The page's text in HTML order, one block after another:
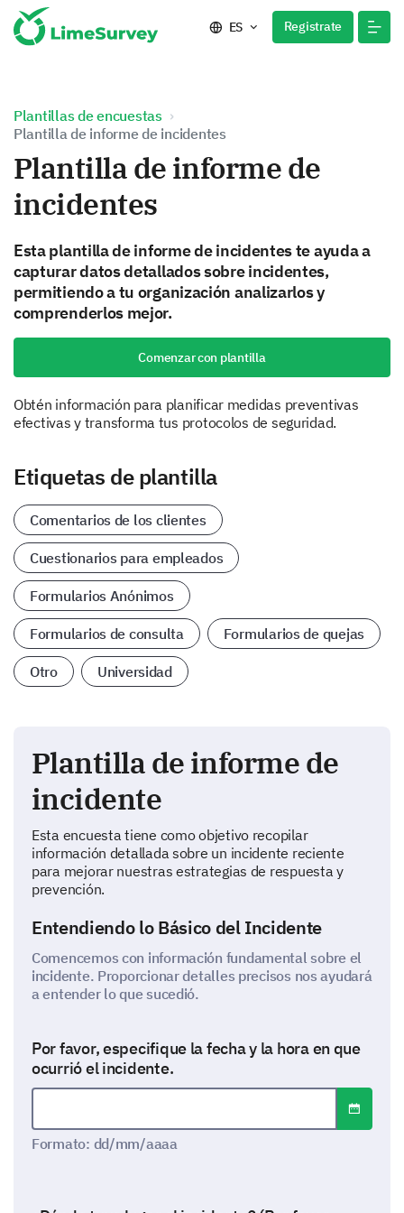
ES Registrate
Plantillas de encuestas
Plantilla de informe de incidentes
Plantilla de informe de
incidentes
Esta plantilla de informe de incidentes te ayuda a
capturar datos detallados sobre incidentes,
permitiendo a tu organización analizarlos y
comprenderlos mejor.
Comenzar con plantilla
Obtén información para planificar medidas preventivas
efectivas y transforma tus protocolos de seguridad.
Etiquetas de plantilla
Comentarios de los clientes
Cuestionarios para empleados
Formularios Anónimos
Formularios de consulta Formularios de quejas
Otro Universidad
Plantilla de informe de
incidente
Esta encuesta tiene como objetivo recopilar
información detallada sobre un incidente reciente
para mejorar nuestras estrategias de respuesta y
prevención.
Entendiendo lo Básico del Incidente
Comencemos con información fundamental sobre el
incidente. Proporcionar detalles precisos nos ayudará
a entender lo que sucedió.
Por favor, especifique la fecha y la hora en que
ocurrió el incidente.
Formato de fecha: dd/mm/aaaa
Abrir
Formato: dd/mm/aaaa